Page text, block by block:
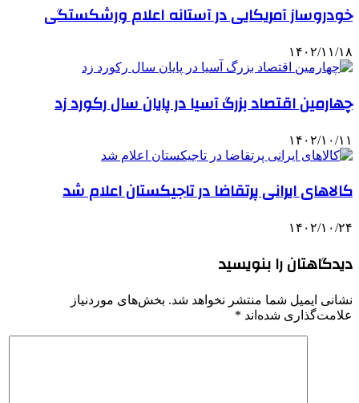
خودروساز آمریکایی در آستانه اعلام ورشکستگی
۱۴۰۲/۱۱/۱۸
چهارمین اقتصاد بزرگ آسیا در پایان سال رکورد زد
۱۴۰۲/۱۰/۱۱
کالاهای ایرانی پرتقاضا در تاجیکستان اعلام شد
۱۴۰۲/۱۰/۲۴
دیدگاهتان را بنویسید
نشانی ایمیل شما منتشر نخواهد شد. بخش‌های موردنیاز
علامت‌گذاری شده‌اند *